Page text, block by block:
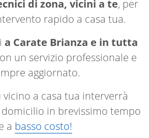
di zona, vicini a te, per
rapido a casa tua.
a Carate Brianza e in tutta
un servizio professionale e
aggiornato.
a casa tua interverrà
in brevissimo tempo
a basso costo!